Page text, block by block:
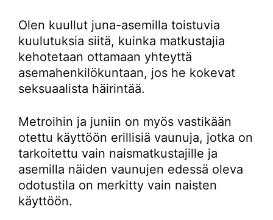
Olen kuullut juna-asemilla toistuvia
kuulutuksia siitä, kuinka matkustajia
kehotetaan ottamaan yhteyttä
asemahenkilökuntaan, jos he kokevat
seksuaalista häirintää.
Metroihin ja juniin on myös vastikään
otettu käyttöön erillisiä vaunuja, jotka on
tarkoitettu vain naismatkustajille ja
asemilla näiden vaunujen edessä oleva
odotustila on merkitty vain naisten
käyttöön.